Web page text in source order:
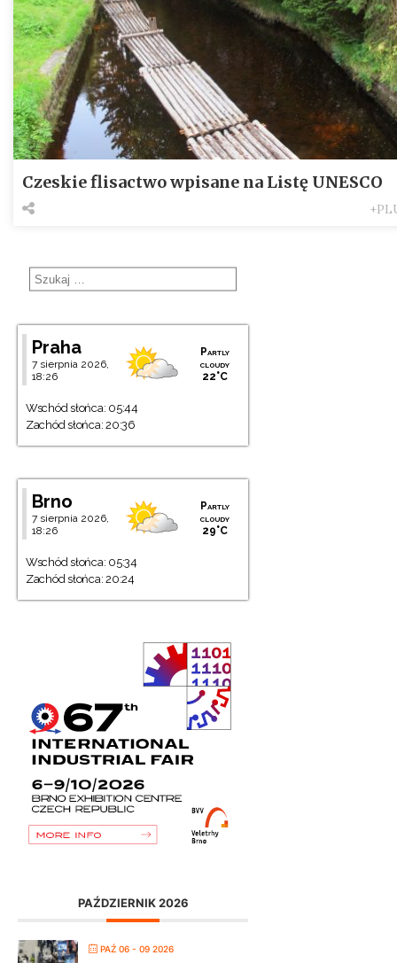
Czeskie flisactwo wpisane na Listę UNESCO
Praha
7 sierpnia 2026,
18:26
Partly
cloudy
22°C
Wschód słońca: 05:44
Zachód słońca: 20:36
Brno
7 sierpnia 2026,
18:26
Partly
cloudy
29°C
Wschód słońca: 05:34
Zachód słońca: 20:24
PAŹDZIERNIK 2026
PAŹ 06 - 09 2026